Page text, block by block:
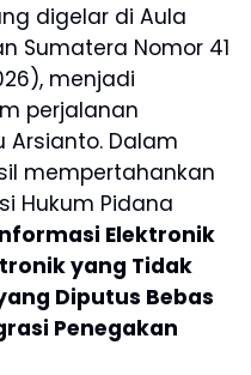
digelar di Aula
Sumatera Nomor 41
menjadi
perjalanan
Arsianto. Dalam
mempertahankan
Hukum Pidana
Elektronik
yang Tidak
Diputus Bebas
Penegakan